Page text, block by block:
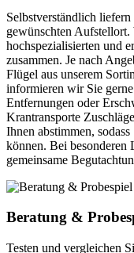
Selbstverständlich
gewünschten
hochspezialisierten und
zusammen. Je nach
Flügel aus unserem
informieren wir Sie
Entfernungen oder
Krantransporte
Ihnen abstimmen,
können. Bei besonderen
gemeinsame
Beratung &
Testen und vergleichen